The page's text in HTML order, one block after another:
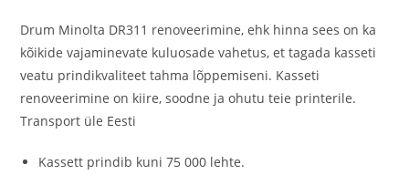
Drum Minolta DR311 renoveerimine, ehk hinna sees on ka
kõikide vajaminevate kuluosade vahetus, et tagada kasseti
veatu prindikvaliteet tahma lõppemiseni. Kasseti
renoveerimine on kiire, soodne ja ohutu teie printerile.
Transport üle Eesti
Kassett prindib kuni 75 000 lehte.